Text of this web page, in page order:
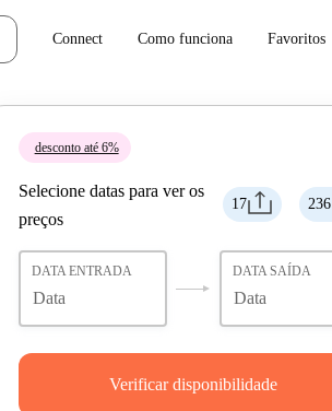
Connect Como funciona Favoritos
desconto até 6%
17 236
Selecione datas para ver os
preços
DATA ENTRADA DATA SAÍDA
Verificar disponibilidade